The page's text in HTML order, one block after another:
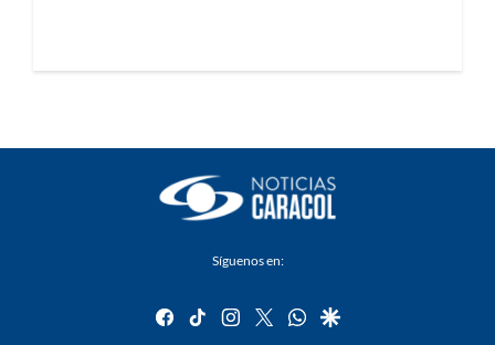
Síguenos en:
facebook
tiktok instagram
twitterwhatsapp
google